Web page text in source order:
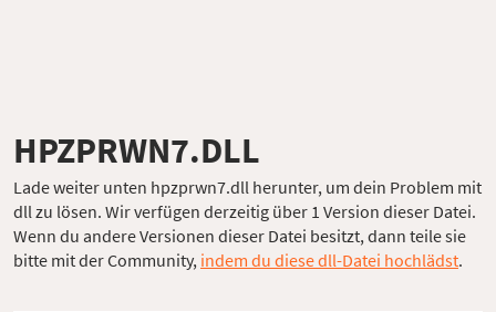
HPZPRWN7.DLL
Lade weiter unten hpzprwn7.dll herunter, um dein Problem mit
dll zu lösen. Wir verfügen derzeitig über 1 Version dieser Datei.
Wenn du andere Versionen dieser Datei besitzt, dann teile sie
bitte mit der Community, indem du diese dll-Datei hochlädst.